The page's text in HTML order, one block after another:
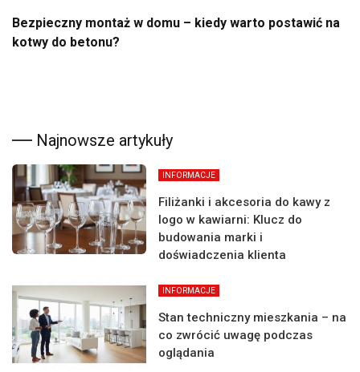
Bezpieczny montaż w domu – kiedy warto postawić na
kotwy do betonu?
Najnowsze artykuły
INFORMACJE
Filiżanki i akcesoria do kawy z
logo w kawiarni: Klucz do
budowania marki i
doświadczenia klienta
INFORMACJE
Stan techniczny mieszkania – na
co zwrócić uwagę podczas
oglądania